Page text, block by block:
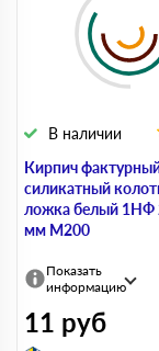
Кирпич
силикатный
ложка белый 1НФ
мм М200
В наличии
Показать
информацию
11 руб